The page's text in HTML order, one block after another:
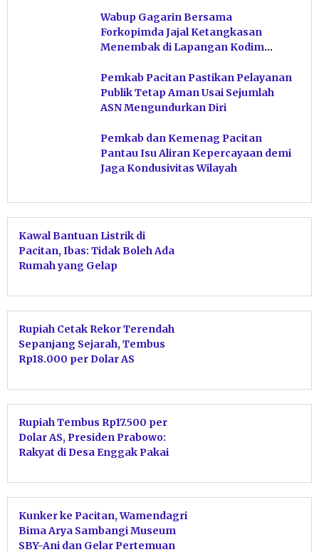
Wabup Gagarin Bersama
Forkopimda Jajal Ketangkasan
Menembak di Lapangan Kodim
Pemkab Pacitan Pastikan Pelayanan
Publik Tetap Aman Usai Sejumlah
ASN Mengundurkan Diri
Pemkab dan Kemenag Pacitan
Pantau Isu Aliran Kepercayaan demi
Jaga Kondusivitas Wilayah
Kawal Bantuan Listrik di
Pacitan, Ibas: Tidak Boleh Ada
Rumah yang Gelap
Rupiah Cetak Rekor Terendah
Sepanjang Sejarah, Tembus
Rp18.000 per Dolar AS
Rupiah Tembus Rp17.500 per
Dolar AS, Presiden Prabowo:
Rakyat di Desa Enggak Pakai
Aman
Kunker ke Pacitan, Wamendagri
Bima Arya Sambangi Museum
SBY-Ani dan Gelar Pertemuan